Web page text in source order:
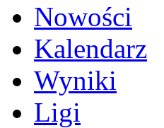
Nowości
Kalendarz
Wyniki
Ligi